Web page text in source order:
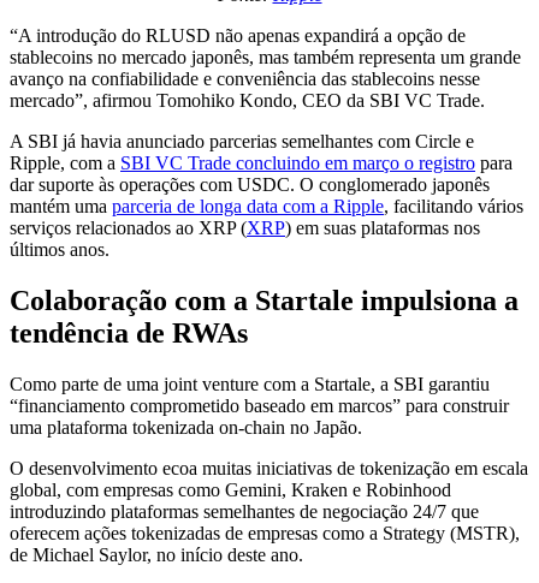
“A introdução do RLUSD não apenas expandirá a opção de
stablecoins no mercado japonês, mas também representa um grande
avanço na confiabilidade e conveniência das stablecoins nesse
mercado”, afirmou Tomohiko Kondo, CEO da SBI VC Trade.
A SBI já havia anunciado parcerias semelhantes com Circle e
Ripple, com a SBI VC Trade concluindo em março o registro para
dar suporte às operações com USDC. O conglomerado japonês
mantém uma parceria de longa data com a Ripple, facilitando vários
serviços relacionados ao XRP (XRP) em suas plataformas nos
últimos anos.
Colaboração com a Startale impulsiona a
tendência de RWAs
Como parte de uma joint venture com a Startale, a SBI garantiu
“financiamento comprometido baseado em marcos” para construir
uma plataforma tokenizada on-chain no Japão.
O desenvolvimento ecoa muitas iniciativas de tokenização em escala
global, com empresas como Gemini, Kraken e Robinhood
introduzindo plataformas semelhantes de negociação 24/7 que
oferecem ações tokenizadas de empresas como a Strategy (MSTR),
de Michael Saylor, no início deste ano.